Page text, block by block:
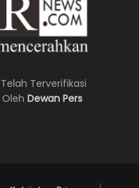
Terverifikasi
Dewan Pers